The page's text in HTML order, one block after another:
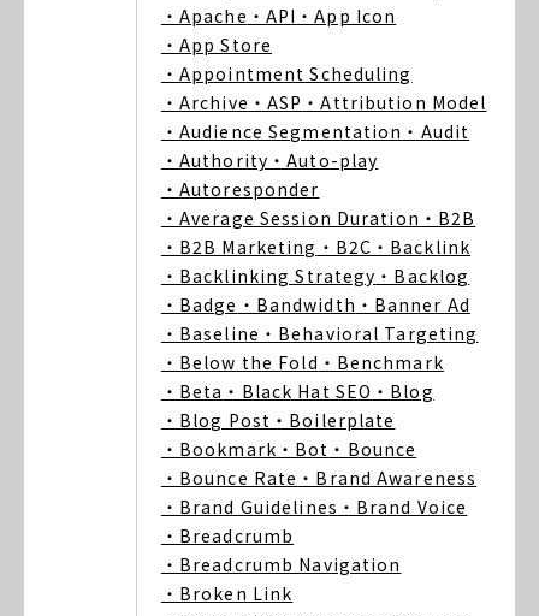
・Apache ・API ・App Icon
・App Store
・Appointment Scheduling
・Archive ・ASP ・Attribution Model
・Audience Segmentation ・Audit
・Authority ・Auto-play
・Autoresponder
・Average Session Duration ・B2B
・B2B Marketing ・B2C ・Backlink
・Backlinking Strategy ・Backlog
・Badge ・Bandwidth ・Banner Ad
・Baseline ・Behavioral Targeting
・Below the Fold ・Benchmark
・Beta ・Black Hat SEO ・Blog
・Blog Post ・Boilerplate
・Bookmark ・Bot ・Bounce
・Bounce Rate ・Brand Awareness
・Brand Guidelines ・Brand Voice
・Breadcrumb
・Breadcrumb Navigation
・Broken Link